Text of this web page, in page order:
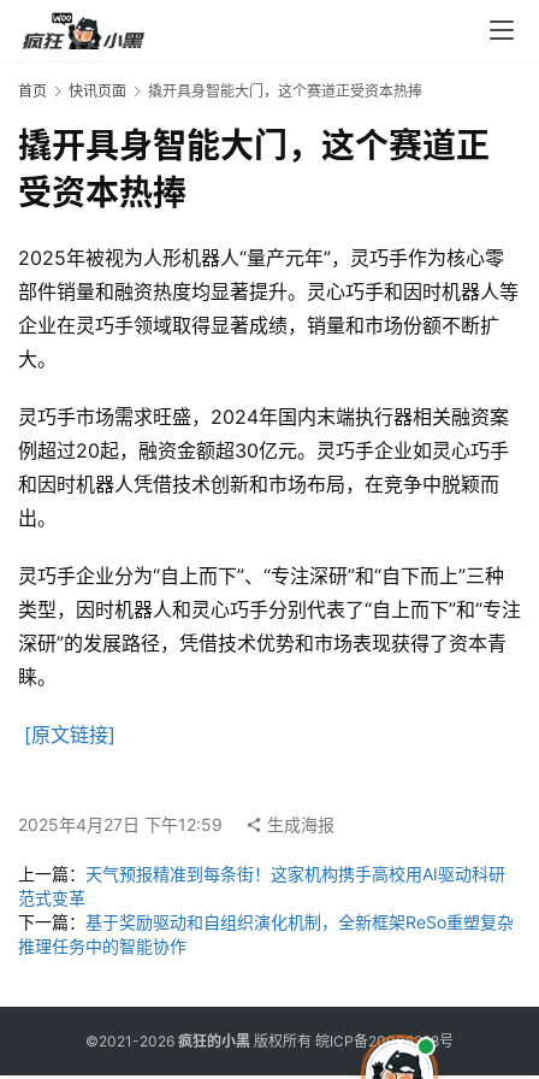
入
口
券
码
心
资
宝
库
用
工
具
博
客
免
费
课
首页 快讯页面 撬开具身智能大门，这个赛道正受资本热捧
撬开具身智能大门，这个赛道正
受资本热捧
2025年被视为人形机器人“量产元年”，灵巧手作为核心零
部件销量和融资热度均显著提升。灵心巧手和因时机器人等
企业在灵巧手领域取得显著成绩，销量和市场份额不断扩
大。
灵巧手市场需求旺盛，2024年国内末端执行器相关融资案
例超过20起，融资金额超30亿元。灵巧手企业如灵心巧手
和因时机器人凭借技术创新和市场布局，在竞争中脱颖而
出。
灵巧手企业分为“自上而下”、“专注深研”和“自下而上”三种
类型，因时机器人和灵心巧手分别代表了“自上而下”和“专注
深研”的发展路径，凭借技术优势和市场表现获得了资本青
睐。
[原文链接]
2025年4月27日 下午12:59 生成海报
上一篇： 天气预报精准到每条街！这家机构携手高校用AI驱动科研
范式变革
下一篇： 基于奖励驱动和自组织演化机制，全新框架ReSo重塑复杂
推理任务中的智能协作
©2021-2026 疯狂的小黑 版权所有 皖ICP备20006298号